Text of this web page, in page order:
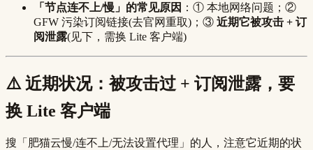
「节点连不上/慢」的常见原因 ：① 本地网络问题；②
GFW 污染订阅链接(去官网重取)；③ 近期它被攻击 + 订
阅泄露(见下，需换 Lite 客户端)
⚠️ 近期状况：被攻击过 + 订阅泄露，要
换 Lite 客户端
搜「肥猫云慢/连不上/无法设置代理」的人，注意它近期的状